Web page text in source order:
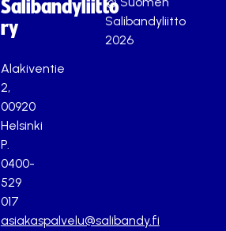
Salibandyliitto
ry
Alakiventie
2,
00920
Helsinki
P.
0400-
529
017
asiakaspalvelu@salibandy.fi
Salibandyliitto
2026